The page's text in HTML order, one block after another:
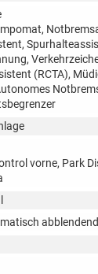
(RCTA),
vorne, Park
abblendend